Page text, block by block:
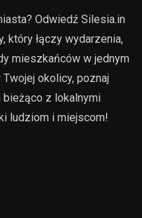
Odwiedź Silesia.in
który łączy wydarzenia,
mieszkańców w jednym
okolicy, poznaj
bieżąco z lokalnymi
ludziom i miejscom!